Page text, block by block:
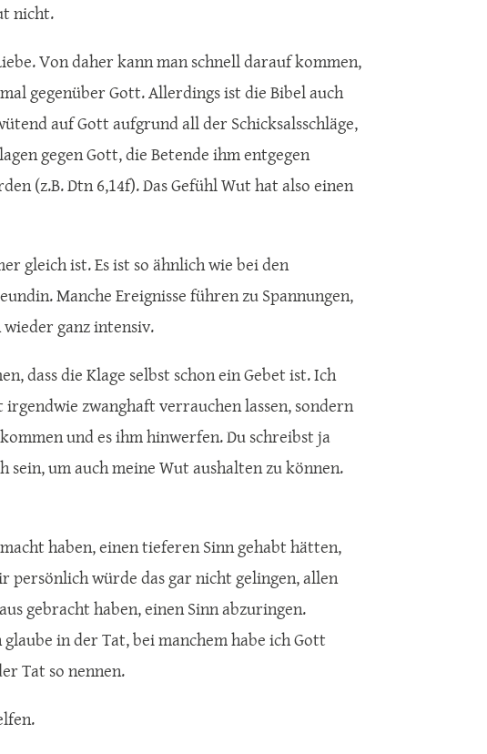
nicht.
Von daher kann man schnell darauf kommen,
gegenüber Gott. Allerdings ist die Bibel auch
auf Gott aufgrund all der Schicksalsschläge,
gegen Gott, die Betende ihm entgegen
(z.B. Dtn 6,14f). Das Gefühl Wut hat also einen
gleich ist. Es ist so ähnlich wie bei den
Manche Ereignisse führen zu Spannungen,
ganz intensiv.
dass die Klage selbst schon ein Gebet ist. Ich
zwanghaft verrauchen lassen, sondern
und es ihm hinwerfen. Du schreibst ja
sein, um auch meine Wut aushalten zu können.
haben, einen tieferen Sinn gehabt hätten,
persönlich würde das gar nicht gelingen, allen
gebracht haben, einen Sinn abzuringen.
in der Tat, bei manchem habe ich Gott
Tat so nennen.